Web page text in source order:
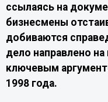
ссылаясь на
бизнесмены
добиваются
дело направлено
ключевым
1998 года.